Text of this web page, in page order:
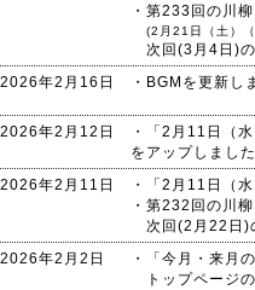
・第233回の川
(2月21日（土）
次回(3月4日)の
2026年2月16日
・BGMを更新し
2026年2月12日
・「2月11日（
をアップしました
2026年2月11日
・「2月11日（
・第232回の川
次回(2月22日)
2026年2月2日
・「今月・来月
トップページの